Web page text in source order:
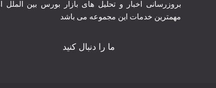
بروزرسانی اخبار و تحلیل های بازار بورس بین الملل
مهمترین خدمات این مجموعه می باشد
ما را دنبال کنید